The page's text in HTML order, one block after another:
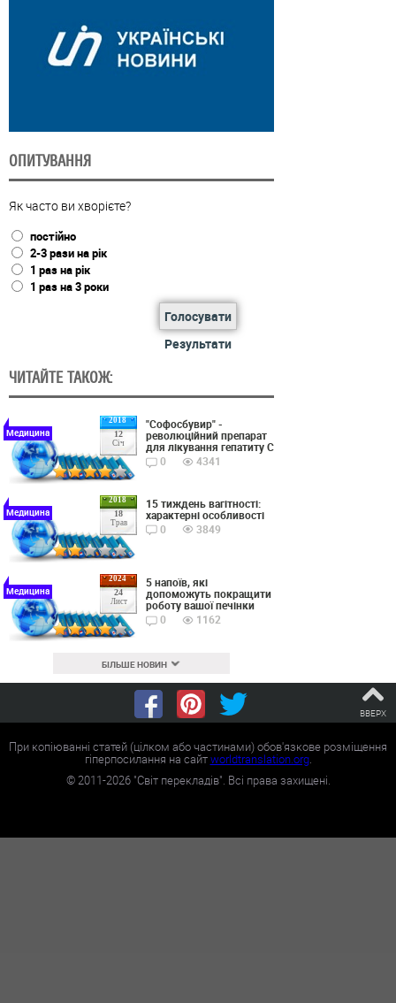
ОПИТУВАННЯ
Як часто ви хворієте?
постійно
2-3 рази на рік
1 раз на рік
1 раз на 3 роки
Голосувати
Результати
ЧИТАЙТЕ ТАКОЖ:
2018
12
Січ
Медицина
"Софосбувир" -
революційний препарат
для лікування гепатиту С
0
4341
2018
18
Трав
Медицина
15 тиждень вагітності:
характерні особливості
0
3849
2024
24
Лист
Медицина
5 напоїв, які
допоможуть покращити
роботу вашої печінки
0
1162
БІЛЬШЕ НОВИН
ВВЕРХ
При копіюванні статей (цілком або частинами) обов'язкове розміщення
гіперпосилання на сайтworldtranslation.org.
©2011-2026"Світ перекладів". Всі права захищені.